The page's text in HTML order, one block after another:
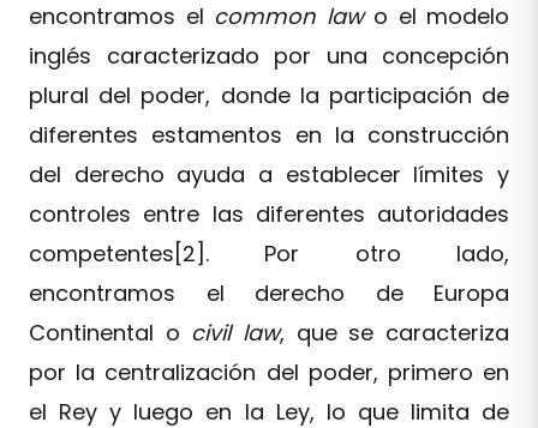
encontramos el common lawo el modelo
inglés caracterizado por una concepción
plural del poder, donde la participación de
diferentes estamentos en la construcción
del derecho ayuda a establecer límites y
controles entre las diferentes autoridades
competentes[2]. Por otro lado,
encontramos el derecho de Europa
Continental o civil law, que se caracteriza
por la centralización del poder, primero en
el Rey y luego en la Ley, lo que limita de